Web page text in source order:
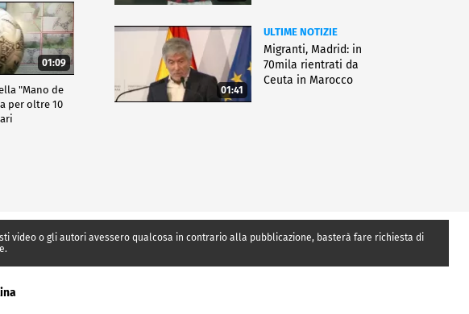
01:09
"Mano de
per oltre 10
01:41
ULTIME NOTIZIE
Migranti, Madrid: in
70mila rientrati da
Ceuta in Marocco
video o gli autori avessero qualcosa in contrario alla pubblicazione, basterà fare richiesta di